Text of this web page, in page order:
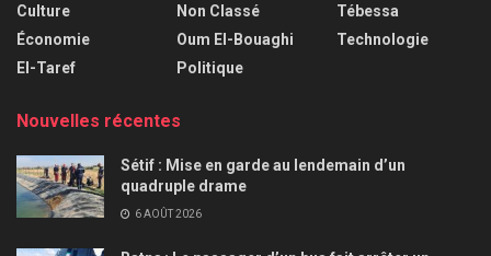
Culture
Économie
El-Taref
Non Classé
Oum El-Bouaghi
Politique
Tébessa
Technologie
Nouvelles récentes
Sétif : Mise en garde au lendemain d’un
quadruple drame
6 AOÛT 2026